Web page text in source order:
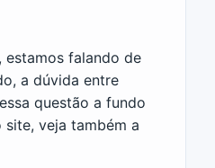
falando de
a dúvida entre
questão a fundo
veja também a